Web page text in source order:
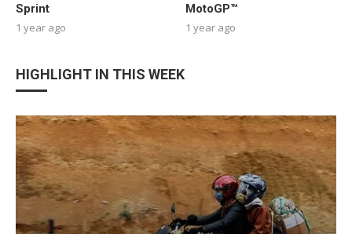
Sprint
1 year ago
MotoGP™
1 year ago
HIGHLIGHT IN THIS WEEK